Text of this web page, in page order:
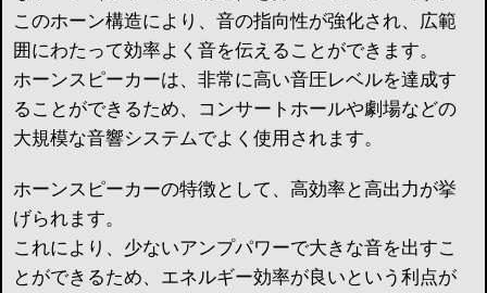
このホーン構造により、音の指向性が強化され、広範
囲にわたって効率よく音を伝えることができます。
ホーンスピーカーは、非常に高い音圧レベルを達成す
ることができるため、コンサートホールや劇場などの
大規模な音響システムでよく使用されます。
ホーンスピーカーの特徴として、高効率と高出力が挙
げられます。
これにより、少ないアンプパワーで大きな音を出すこ
とができるため、エネルギー効率が良いという利点が